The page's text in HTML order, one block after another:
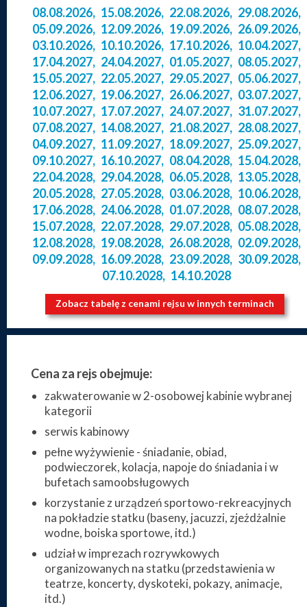
08.08.2026, 15.08.2026, 22.08.2026, 29.08.2026,
05.09.2026, 12.09.2026, 19.09.2026, 26.09.2026,
03.10.2026, 10.10.2026, 17.10.2026, 10.04.2027,
17.04.2027, 24.04.2027, 01.05.2027, 08.05.2027,
15.05.2027, 22.05.2027, 29.05.2027, 05.06.2027,
12.06.2027, 19.06.2027, 26.06.2027, 03.07.2027,
10.07.2027, 17.07.2027, 24.07.2027, 31.07.2027,
07.08.2027, 14.08.2027, 21.08.2027, 28.08.2027,
04.09.2027, 11.09.2027, 18.09.2027, 25.09.2027,
09.10.2027, 16.10.2027, 08.04.2028, 15.04.2028,
22.04.2028, 29.04.2028, 06.05.2028, 13.05.2028,
20.05.2028, 27.05.2028, 03.06.2028, 10.06.2028,
17.06.2028, 24.06.2028, 01.07.2028, 08.07.2028,
15.07.2028, 22.07.2028, 29.07.2028, 05.08.2028,
12.08.2028, 19.08.2028, 26.08.2028, 02.09.2028,
09.09.2028, 16.09.2028, 23.09.2028, 30.09.2028,
07.10.2028, 14.10.2028
Zobacz tabelę z cenami rejsu w innych terminach
Cena za rejs obejmuje:
zakwaterowanie w 2-osobowej kabinie wybranej
kategorii
serwis kabinowy
pełne wyżywienie - śniadanie, obiad,
podwieczorek, kolacja, napoje do śniadania i w
bufetach samoobsługowych
korzystanie z urządzeń sportowo-rekreacyjnych
na pokładzie statku (baseny, jacuzzi, zjeżdżalnie
wodne, boiska sportowe, itd.)
udział w imprezach rozrywkowych
organizowanych na statku (przedstawienia w
teatrze, koncerty, dyskoteki, pokazy, animacje,
itd.)